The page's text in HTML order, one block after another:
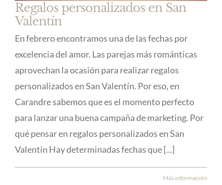
Regalos personalizados en San
Valentín
En febrero encontramos una de las fechas por
excelencia del amor. Las parejas más románticas
aprovechan la ocasión para realizar regalos
personalizados en San Valentín. Por eso, en
Carandre sabemos que es el momento perfecto
para lanzar una buena campaña de marketing. Por
qué pensar en regalos personalizados en San
Valentín Hay determinadas fechas que [...]
Más información